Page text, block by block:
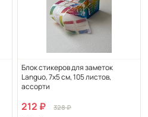
Блок стикеров для заметок
Languo, 7х5 см, 105 листов,
ассорти
212
328